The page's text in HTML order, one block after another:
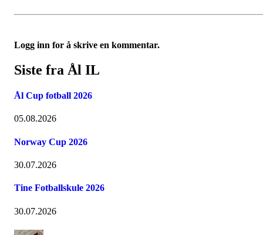
Logg inn for å skrive en kommentar.
Siste fra Ål IL
Ål Cup fotball 2026
05.08.2026
Norway Cup 2026
30.07.2026
Tine Fotballskule 2026
30.07.2026